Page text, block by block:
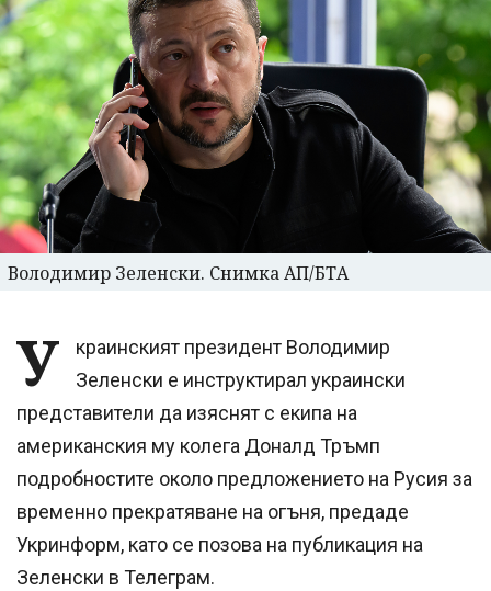
Володимир Зеленски. Снимка АП/БТА
У
краинският президент Володимир
Зеленски е инструктирал украински
представители да изяснят с екипа на
американския му колега Доналд Тръмп
подробностите около предложението на Русия за
временно прекратяване на огъня, предаде
Укринформ, като се позова на публикация на
Зеленски в Телеграм.